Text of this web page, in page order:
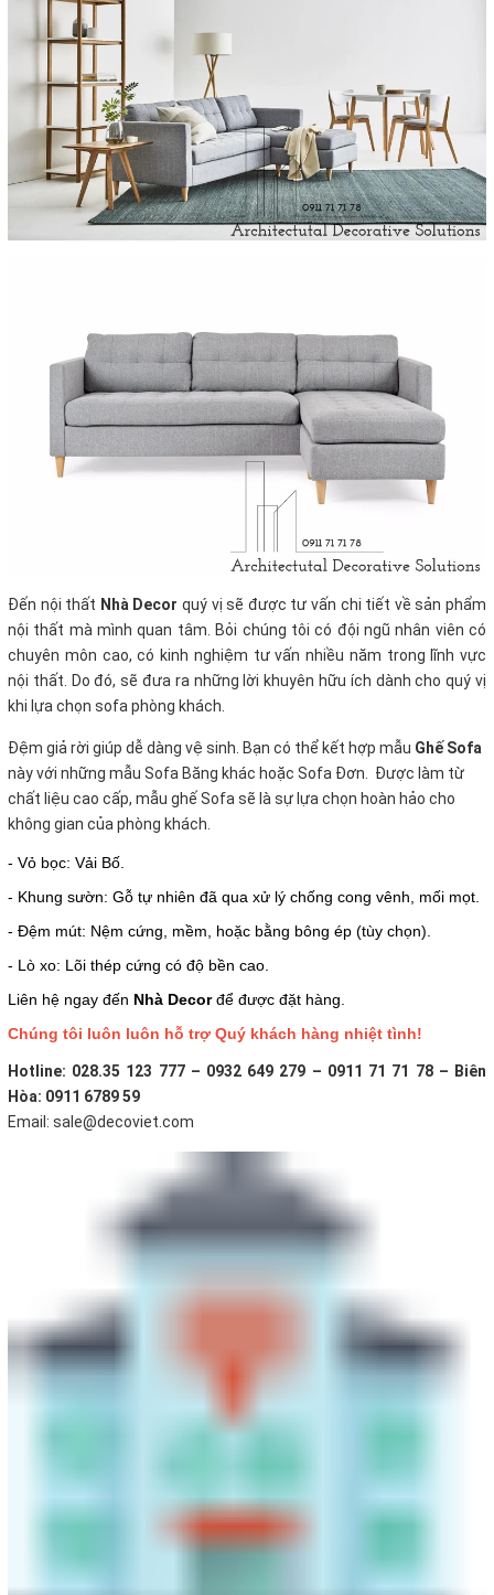
Đến nội thất Nhà Decor quý vị sẽ được tư vấn chi tiết về sản phẩm
nội thất mà mình quan tâm. Bỏi chúng tôi có đội ngũ nhân viên có
chuyên môn cao, có kinh nghiệm tư vấn nhiều năm trong lĩnh vực
nội thất. Do đó, sẽ đưa ra những lời khuyên hữu ích dành cho quý vị
khi lựa chọn sofa phòng khách.
Đệm giả rời giúp dễ dàng vệ sinh. Bạn có thể kết hợp mẫu Ghế Sofa
này với những mẫu Sofa Băng khác hoặc Sofa Đơn. Được làm từ
chất liệu cao cấp, mẫu ghế Sofa sẽ là sự lựa chọn hoàn hảo cho
không gian của phòng khách.
- Vỏ bọc: Vải Bố.
- Khung sườn: Gỗ tự nhiên đã qua xử lý chống cong vênh, mối mọt.
- Đệm mút: Nệm cứng, mềm, hoặc bằng bông ép (tùy chọn).
- Lò xo: Lõi thép cứng có độ bền cao.
Liên hệ ngay đến Nhà Decorđể được đặt hàng.
Chúng tôi luôn luôn hỗ trợ Quý khách hàng nhiệt tình!
Hotline: 028.35 123 777 – 0932 649 279 – 0911 71 71 78 – Biên
Hòa: 0911 6789 59
Email: sale@decoviet.com